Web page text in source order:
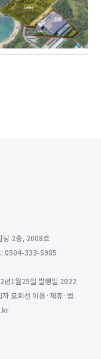
딩 2층, 2008호
: 0504-333-5985
년1월25일 발행일 2022
모희선 이용·제휴·법